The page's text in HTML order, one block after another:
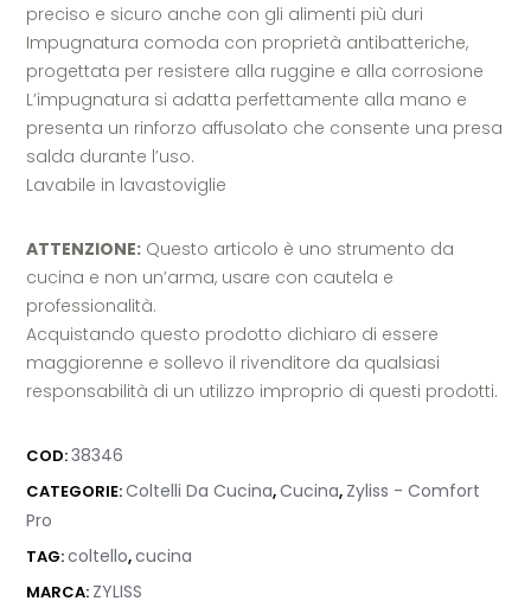
preciso e sicuro anche con gli alimenti più duri
Impugnatura comoda con proprietà antibatteriche,
progettata per resistere alla ruggine e alla corrosione
L’impugnatura si adatta perfettamente alla mano e
presenta un rinforzo affusolato che consente una presa
salda durante l’uso.
Lavabile in lavastoviglie
ATTENZIONE: Questo articolo è uno strumento da
cucina e non un’arma, usare con cautela e
professionalità.
Acquistando questo prodotto dichiaro di essere
maggiorenne e sollevo il rivenditore da qualsiasi
responsabilità di un utilizzo improprio di questi prodotti.
COD:38346
CATEGORIE:Coltelli Da Cucina,Cucina, Zyliss - Comfort
Pro
TAG:coltello,cucina
MARCA: ZYLISS